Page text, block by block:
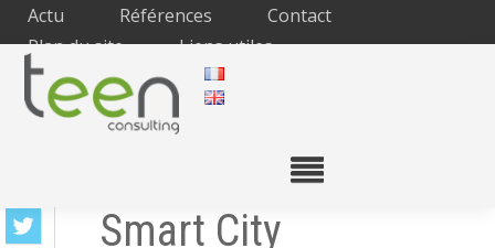
Actu Références
Contact
Plan du site
Liens utiles
Smart City